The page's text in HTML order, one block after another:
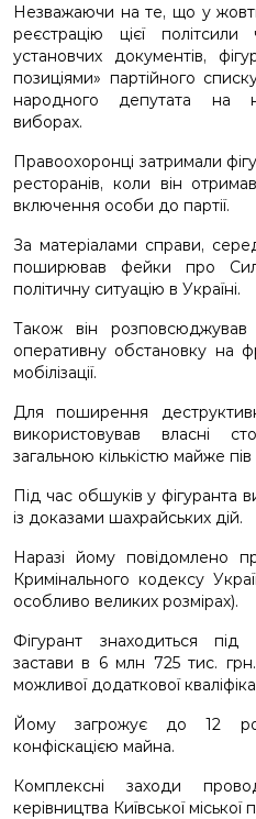
Незважаючи на те, що у
реєстрацію цієї
установчих документів,
позиціями» партійного
народного депутата на
виборах.
Правоохоронці затримали
ресторанів, коли він
включення особи до партії.
За матеріалами справи,
поширював фейки про
політичну ситуацію в Україні.
Також він розповсюджував
оперативну обстановку на
мобілізації.
Для поширення
використовував власні
загальною кількістю майже
Під час обшуків у фігуранта
із доказами шахрайських дій.
Наразі йому повідомлено
Кримінального кодексу
особливо великих розмірах).
Фігурант знаходиться
застави в 6 млн 725 тис.
можливої додаткової
Йому загрожує до 12
конфіскацією майна.
Комплексні заходи
керівництва Київської міської